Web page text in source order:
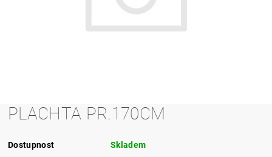
PLACHTA PR.170CM
Dostupnost Skladem